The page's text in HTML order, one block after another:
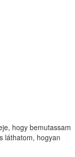
hogy bemutassam
láthatom, hogyan